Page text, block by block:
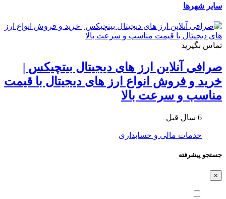
سایر شهرها
تماس بگیرید
صرافی آنلاین ارز های دیجیتال بیتچیکس |
خرید و فروش انواع ارز های دیجیتال با قیمت
مناسب و سرعت بالا
6 سال قبل
خدمات مالی و حسابداری
جستجو پیشرفته
×